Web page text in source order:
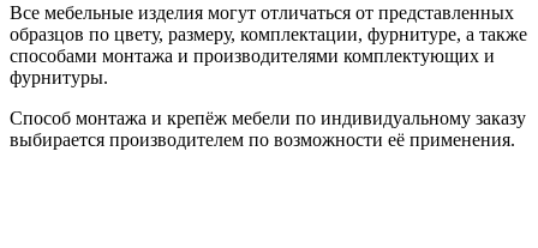
Все мебельные изделия могут отличаться от представленных
образцов по цвету, размеру, комплектации, фурнитуре, а также
способами монтажа и производителями комплектующих и
фурнитуры.
Способ монтажа и крепёж мебели по индивидуальному заказу
выбирается производителем по возможности её применения.